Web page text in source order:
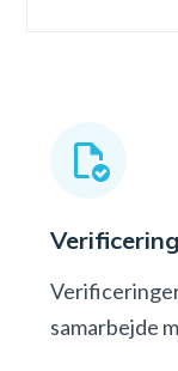
samarbejde